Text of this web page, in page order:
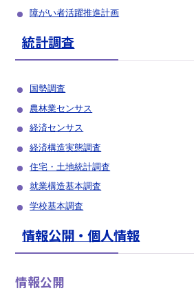
障がい者活躍推進計画
統計調査
国勢調査
農林業センサス
経済センサス
経済構造実態調査
住宅・土地統計調査
就業構造基本調査
学校基本調査
情報公開・個人情報
情報公開